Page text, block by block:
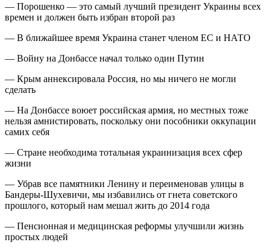
— Порошенко — это самый лучший президент Украины всех
времен и должен быть избран второй раз
— В ближайшее время Украина станет членом ЕС и НАТО
— Войну на Донбассе начал только один Путин
— Крым аннексировала Россия, но мы ничего не могли
сделать
— На Донбассе воюет российская армия, но местных тоже
нельзя амнистировать, поскольку они пособники оккупации
самих себя
— Стране необходима тотальная украинизация всех сфер
жизни
— Убрав все памятники Ленину и переименовав улицы в
Бандеры-Шухевичи, мы избавились от гнета советского
прошлого, который нам мешал жить до 2014 года
— Пенсионная и медицинская реформы улучшили жизнь
простых людей